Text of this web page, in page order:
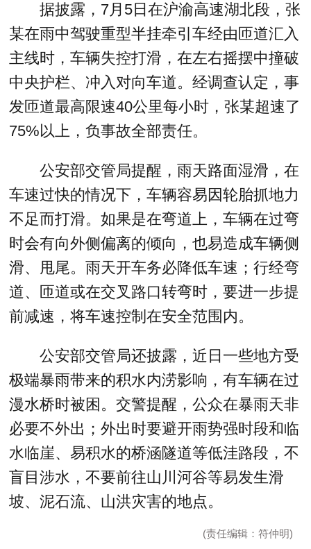
据披露，7月5日在沪渝高速湖北段，张
某在雨中驾驶重型半挂牵引车经由匝道汇入
主线时，车辆失控打滑，在左右摇摆中撞破
中央护栏、冲入对向车道。经调查认定，事
发匝道最高限速40公里每小时，张某超速了
75%以上，负事故全部责任。
公安部交管局提醒，雨天路面湿滑，在
车速过快的情况下，车辆容易因轮胎抓地力
不足而打滑。如果是在弯道上，车辆在过弯
时会有向外侧偏离的倾向，也易造成车辆侧
滑、甩尾。雨天开车务必降低车速；行经弯
道、匝道或在交叉路口转弯时，要进一步提
前减速，将车速控制在安全范围内。
公安部交管局还披露，近日一些地方受
极端暴雨带来的积水内涝影响，有车辆在过
漫水桥时被困。交警提醒，公众在暴雨天非
必要不外出；外出时要避开雨势强时段和临
水临崖、易积水的桥涵隧道等低洼路段，不
盲目涉水，不要前往山川河谷等易发生滑
坡、泥石流、山洪灾害的地点。
(责任编辑：符仲明)